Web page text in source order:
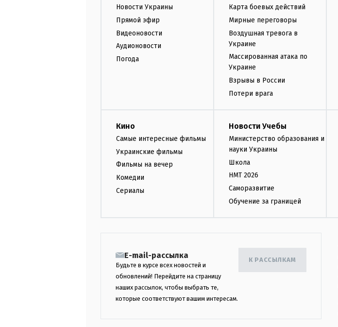
Новости Украины
Прямой эфир
Видеоновости
Аудионовости
Погода
Карта боевых действий
Мирные переговоры
Воздушная тревога в
Украине
Массированная атака по
Украине
Взрывы в России
Потери врага
Кино
Самые интересные фильмы
Украинские фильмы
Фильмы на вечер
Комедии
Сериалы
Новости Учебы
Министерство образования и
науки Украины
Школа
НМТ 2026
Саморазвитие
Обучение за границей
E-mail-рассылка
Будьте в курсе всех новостей и
обновлений! Перейдите на страницу
наших рассылок, чтобы выбрать те,
которые соответствуют вашим интересам.
К РАССЫЛКАМ